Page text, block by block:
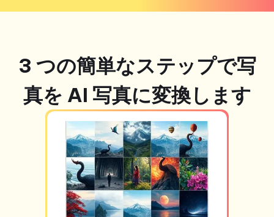
3 つの簡単なステップで写
真を AI 写真に変換します